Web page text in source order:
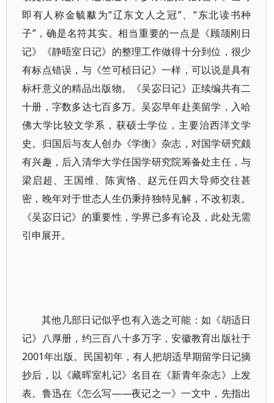
即有人称金毓黻为“辽东文人之冠”、“东北读书种
子”，确是名符其实。相当重要的一点是《顾颉刚日
记》《静晤室日记》的整理工作做得十分到位，很少
有标点错误，与《竺可桢日记》一样，可以说是具有
标杆意义的精品出版物。《吴宓日记》正续编共有二
十册，字数多达七百多万。吴宓早年赴美留学，入哈
佛大学比较文学系，获硕士学位，主要治西洋文学
史。归国后与友人创办《学衡》杂志，对国学研究颇
有兴趣，后入清华大学任国学研究院筹备处主任，与
梁启超、王国维、陈寅恪、赵元任四大导师交往甚
密，晚年对于世态人生仍秉持独特见解，不改初衷。
《吴宓日记》的重要性，学界已多有论及，此处无需
引申展开。
其他几部日记似乎也有入选之可能：如《胡适日
记》八厚册，约三百八十多万字，安徽教育出版社于
2001年出版。民国初年，有人把胡适早期留学日记摘
抄后，以《藏晖室札记》名目在《新青年杂志》上发
表。鲁迅在《怎么写——夜记之一》一文中，先指出